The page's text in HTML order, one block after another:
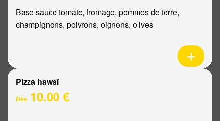
Base sauce tomate, fromage, pommes de terre,
champignons, poivrons, oignons, olives
Pizza hawaï
Dès 10.00 €